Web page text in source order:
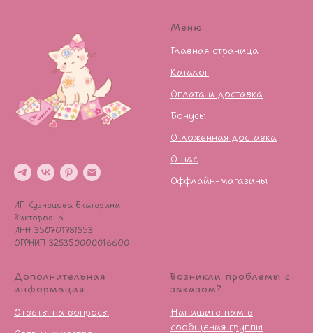
ИП Кузнецова Екатерина
Викторовна
ИНН 350701781553
ОГРНИП 325350000016600
Меню
Главная страница
Каталог
Оплата и доставка
Бонусы
Отложенная доставка
О нас
Оффлайн-магазины
Дополнительная
информация
Ответы на вопросы
Возникли проблемы с
заказом?
Напишите нам в
сообщения группы